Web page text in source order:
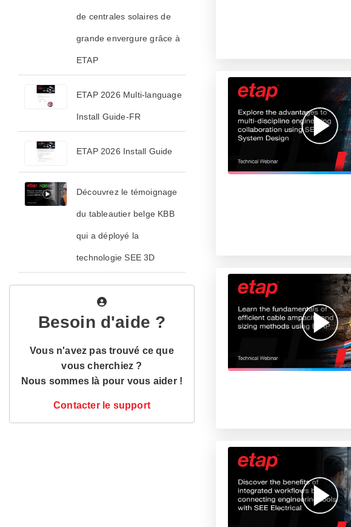
de centrales solaires de
grande envergure grâce à
ETAP
ETAP 2026 Multi-language
Install Guide-FR
ETAP 2026 Install Guide
Découvrez le témoignage
du tableautier belge KBB
qui a déployé la
technologie SEE 3D
Besoin d'aide ?
Vous n'avez pas trouvé ce que
vous cherchiez ?
Nous sommes là pour vous aider !
Contacter le support